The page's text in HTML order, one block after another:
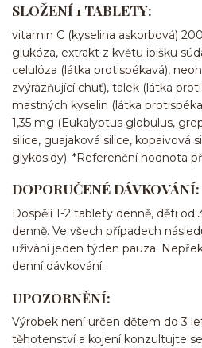
SLOŽENÍ 1 TABLETY:
vitamin C (kyselina askorbová)
glukóza, extrakt z květu ibišku
celulóza (látka protispékavá),
zvýrazňující chuť), talek (látka
mastných kyselin (látka
1,35 mg (Eukalyptus globulus,
silice, guajaková silice, kopaivová
glykosidy). *Referenční hodnota
DOPORUČENÉ DÁVKOVÁNÍ:
Dospělí 1-2 tablety denně, děti od
denně. Ve všech případech
užívání jeden týden pauza.
denní dávkování.
UPOZORNĚNÍ:
Výrobek není určen dětem do 3
těhotenství a kojení konzultujte